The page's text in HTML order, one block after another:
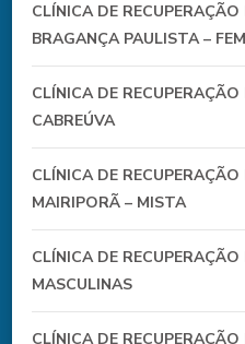
CLÍNICA DE
BRAGANÇA PAULISTA –
CLÍNICA DE
CABREÚVA
CLÍNICA DE
MAIRIPORÃ – MISTA
CLÍNICA DE
MASCULINAS
CLÍNICA DE